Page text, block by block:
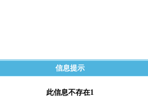
信息提示
此信息不存在1